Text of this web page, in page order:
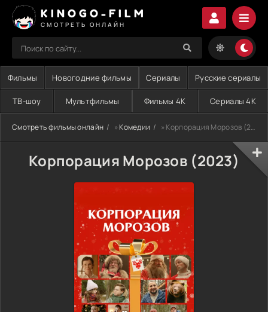
KINOGO-FILM
СМОТРЕТЬ ОНЛАЙН
Фильмы Новогодние фильмы Сериалы Русские сериалы
ТВ-шоу Мультфильмы Фильмы 4K Сериалы 4K
Смотреть фильмы онлайн »Комедии » Корпорация Морозов (2023)
Корпорация Морозов (2023)